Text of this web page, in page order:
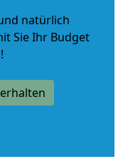
natürlich
Sie Ihr Budget